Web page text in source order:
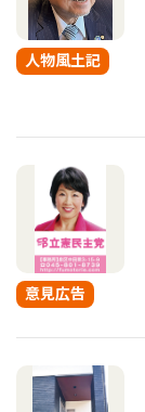
人物風土記
意見広告